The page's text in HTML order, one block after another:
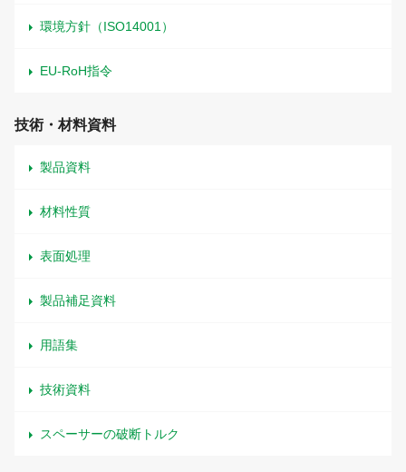
環境方針（ISO14001）
EU-RoH指令
技術・材料資料
製品資料
材料性質
表面処理
製品補足資料
用語集
技術資料
スペーサーの破断トルク